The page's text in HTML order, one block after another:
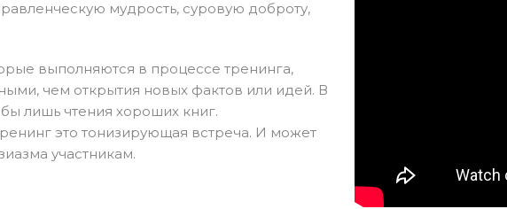
мудрость, суровую доброту,
выполняются в процессе тренинга,
чем открытия новых фактов или идей. В
лишь чтения хороших книг.
это тонизирующая встреча. И может
участникам.